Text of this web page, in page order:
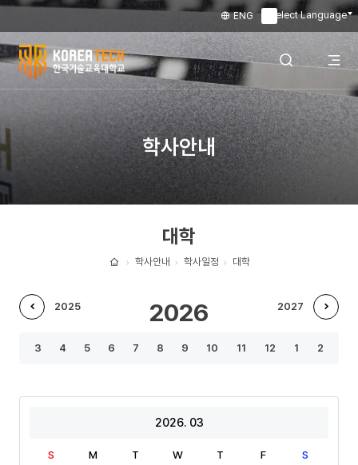
Select Language
ENG
검색 레이어
한
국
교
학
교
전
학사안내
학사안내 학사일정 대학
대학
2025
전
2026 2027
3 4 5 6 7 8 9 10 11 12 1 2
2026. 03
S M T W T F S